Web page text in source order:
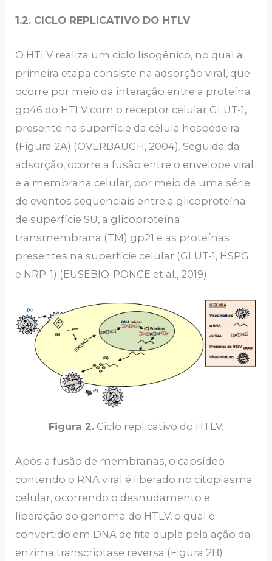
1.2. CICLO REPLICATIVO DO HTLV
O HTLV realiza um ciclo lisogênico, no qual a
primeira etapa consiste na adsorção viral, que
ocorre por meio da interação entre a proteína
gp46 do HTLV com o receptor celular GLUT-1,
presente na superfície da célula hospedeira
(Figura 2A) (OVERBAUGH, 2004). Seguida da
adsorção, ocorre a fusão entre o envelope viral
e a membrana celular, por meio de uma série
de eventos sequenciais entre a glicoproteína
de superfície SU, a glicoproteína
transmembrana (TM) gp21 e as proteínas
presentes na superfície celular (GLUT-1, HSPG
e NRP-1) (EUSEBIO-PONCE et al., 2019).
Figura 2. Ciclo replicativo do HTLV.
Após a fusão de membranas, o capsídeo
contendo o RNA viral é liberado no citoplasma
celular, ocorrendo o desnudamento e
liberação do genoma do HTLV, o qual é
convertido em DNA de fita dupla pela ação da
enzima transcriptase reversa (Figura 2B)